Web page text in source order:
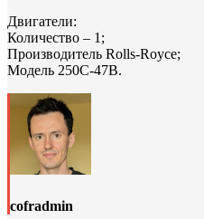
Двигатели:
Количество – 1;
Производитель Rolls-Royce;
Модель 250C-47B.
cofradmin